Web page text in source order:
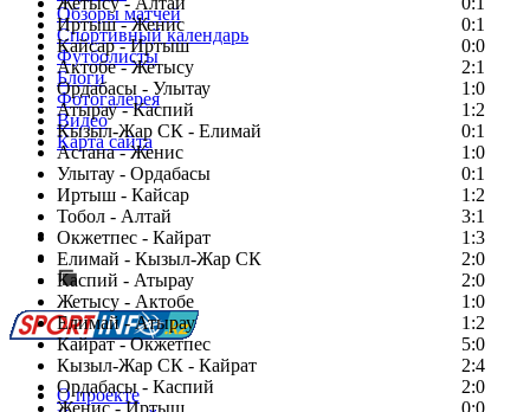
Иртыш - Женис
0:1
Кайсар - Иртыш
0:0
Актобе - Жетысу
2:1
Ордабасы - Улытау
1:0
Атырау - Каспий
1:2
Кызыл-Жар СК - Елимай
0:1
Астана - Женис
1:0
Улытау - Ордабасы
0:1
Иртыш - Кайсар
1:2
Тобол - Алтай
3:1
Окжетпес - Кайрат
1:3
Елимай - Кызыл-Жар СК
2:0
Каспий - Атырау
2:0
Жетысу - Актобе
1:0
Елимай - Атырау
1:2
Кайрат - Окжетпес
5:0
Кызыл-Жар СК - Кайрат
2:4
Ордабасы - Каспий
2:0
Обзоры матчей
Спортивный календарь
Футболисты
Блоги
Фотогалерея
Видео
Карта сайта
Есть идея?
Сообщить о мероприятии
Перейти на старый сайт
О проекте